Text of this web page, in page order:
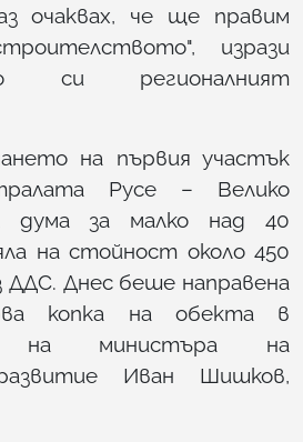
очаквах, че ще правим
изрази
си регионалният
на първия участък
Русе – Велико
дума за малко над 40
на стойност около 450
ДДС. Днес беше направена
копка на обекта в
на министъра на
Иван Шишков,